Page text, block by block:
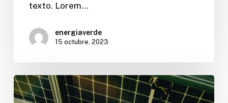
texto. Lorem…
energiaverde
15 octubre, 2023